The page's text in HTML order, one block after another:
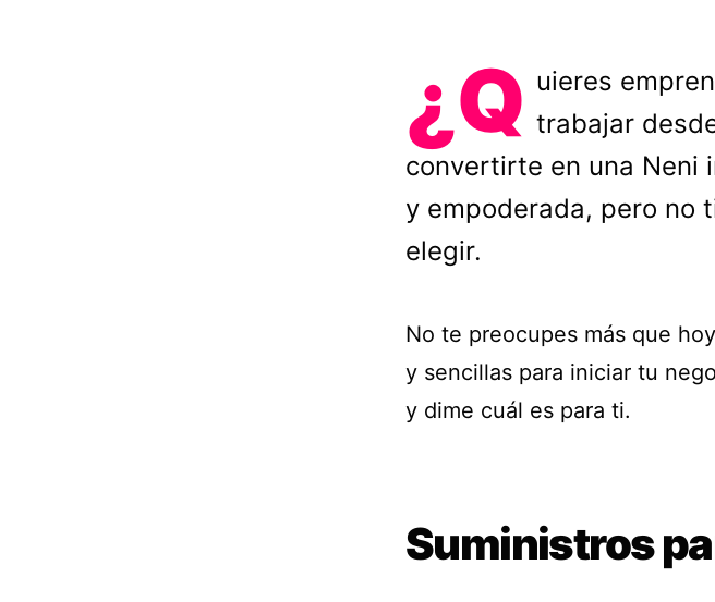
¿Q uieres
trabajar
convertirte en una Neni
y empoderada, pero no
elegir.
No te preocupes más que
y sencillas para iniciar tu
y dime cuál es para ti.
Suministros